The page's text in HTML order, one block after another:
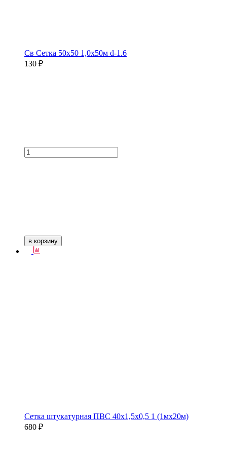
Св Сетка 50х50 1,0х50м d-1.6
130 ₽
в корзину
Сетка штукатурная ПВС 40х1,5х0,5 1 (1мх20м)
680 ₽